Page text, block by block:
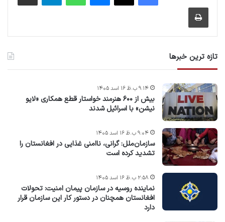
تازه ترین خبرها
بیش از ۶۰۰ هنرمند خواستار قطع همکاری «لایو
نیشن» با اسرائیل شدند
۹:۱۴ ب.ظ ۱۶ اسد ۱۴۰۵
سازمان‌ملل: گرانی، ناامنی غذایی در افغانستان را
تشدید کرده است
۹:۰۴ ب.ظ ۱۶ اسد ۱۴۰۵
نماینده روسیه در سازمان پیمان امنیت: تحولات
افغانستان همچنان در دستور کار این سازمان قرار
دارد
۲:۵۸ ب.ظ ۱۶ اسد ۱۴۰۵